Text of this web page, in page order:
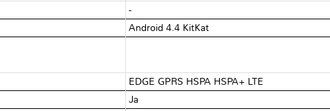
-
Android 4.4 KitKat
EDGE GPRS HSPA HSPA+ LTE
Ja